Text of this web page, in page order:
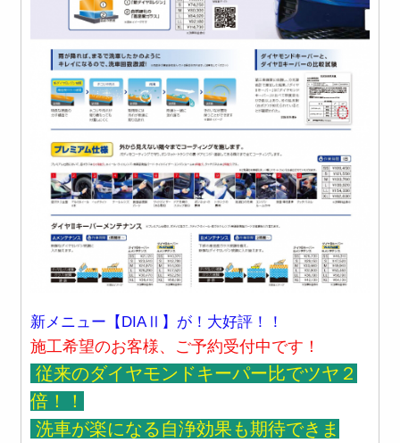
新メニュー【DIAⅡ】が！大好評！！
施工希望のお客様、ご予約受付中です！
従来のダイヤモンドキーパー比でツヤ２
倍！！
洗車が楽になる自浄効果も期待できま